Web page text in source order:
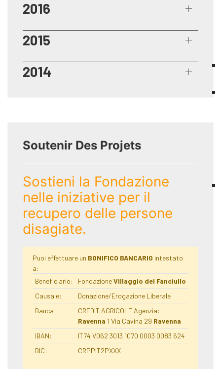
2016
2015
2014
Soutenir Des Projets
Sostieni la Fondazione
nelle iniziative per il
recupero delle persone
disagiate.
Puoi effettuare un BONIFICO BANCARIO intestato
a:
Beneficiario:
FondazioneVillaggio del Fanciullo
Causale:
Donazione/Erogazione Liberale
Banca:
CREDIT AGRICOLE Agenzia:
Ravenna 1 Via Cavina 29 Ravenna
IBAN:
IT74 V062 3013 1070 0003 0083 624
BIC:
CRPPIT2PXXX